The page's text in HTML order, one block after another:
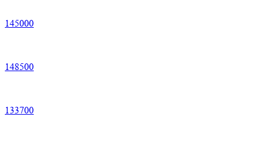
145000
148500
133700